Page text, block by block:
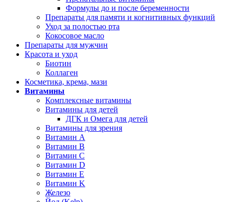
Формулы до и после беременности
Препараты для памяти и когнитивных функций
Уход за полостью рта
Кокосовое масло
Препараты для мужчин
Красота и уход
Биотин
Коллаген
Косметика, крема, мази
Витамины
Комплексные витамины
Витамины для детей
ДГК и Омега для детей
Витамины для зрения
Витамин А
Витамин В
Витамин C
Витамин D
Витамин Е
Витамин K
Железо